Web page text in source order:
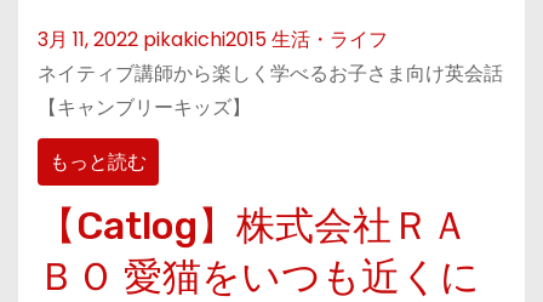
3月 11, 2022 pikakichi2015生活・ライフ
ネイティブ講師から楽しく学べるお子さま向け英会話
【キャンブリーキッズ】
もっと読む
【Catlog】株式会社ＲＡ
ＢＯ 愛猫をいつも近くに